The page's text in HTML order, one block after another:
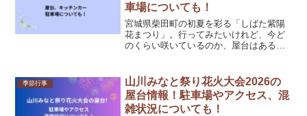
車場についても！
宮城県柴田町の初夏を彩る「しばた紫陽
花まつり」。行ってみたいけれど、今ど
のくらい咲いているのか、屋台はあるの
かける前は、開花状況と駐車場だけは先
に知っておきたくなります...
季節行事
山川みなと祭り花火大会2026の
屋台情報！駐車場やアクセス、混
雑状況についても！